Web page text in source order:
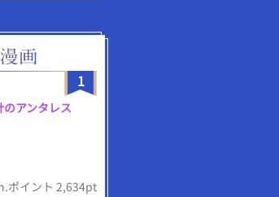
1
のアンタレス
ポイント 2,634pt